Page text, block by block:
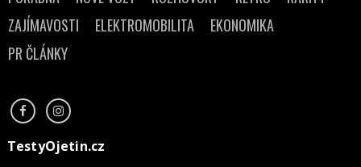
ZAJÍMAVOSTI
ELEKTROMOBILITA
EKONOMIKA
PR ČLÁNKY
TestyOjetin.cz